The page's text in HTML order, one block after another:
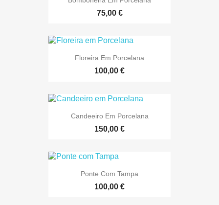
75,00 €
Floreira Em Porcelana
100,00 €
Candeeiro Em Porcelana
150,00 €
Ponte Com Tampa
100,00 €